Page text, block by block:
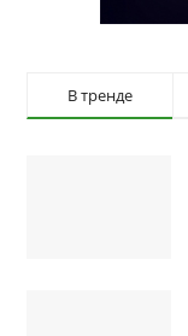
В тренде